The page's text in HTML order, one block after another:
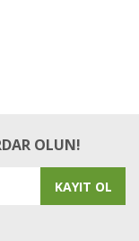
OLUN!
KAYIT OL